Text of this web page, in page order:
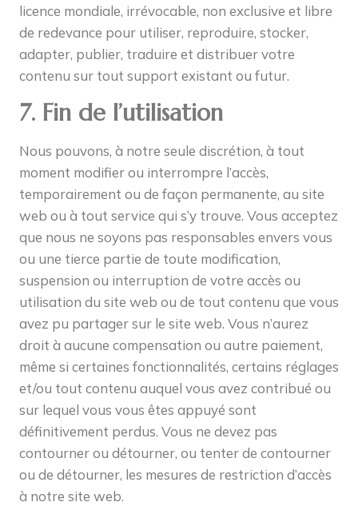
licence mondiale, irrévocable, non exclusive et libre
de redevance pour utiliser, reproduire, stocker,
adapter, publier, traduire et distribuer votre
contenu sur tout support existant ou futur.
7. Fin de l’utilisation
Nous pouvons, à notre seule discrétion, à tout
moment modifier ou interrompre l’accès,
temporairement ou de façon permanente, au site
web ou à tout service qui s’y trouve. Vous acceptez
que nous ne soyons pas responsables envers vous
ou une tierce partie de toute modification,
suspension ou interruption de votre accès ou
utilisation du site web ou de tout contenu que vous
avez pu partager sur le site web. Vous n’aurez
droit à aucune compensation ou autre paiement,
même si certaines fonctionnalités, certains réglages
et/ou tout contenu auquel vous avez contribué ou
sur lequel vous vous êtes appuyé sont
définitivement perdus. Vous ne devez pas
contourner ou détourner, ou tenter de contourner
ou de détourner, les mesures de restriction d’accès
à notre site web.